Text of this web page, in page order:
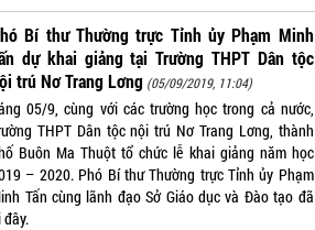
Bí thư Thường trực Tỉnh ủy Phạm Minh
dự khai giảng tại Trường THPT Dân tộc
trú Nơ Trang Lơng (05/09/2019, 11:04)
05/9, cùng với các trường học trong cả nước,
THPT Dân tộc nội trú Nơ Trang Lơng, thành
Buôn Ma Thuột tổ chức lễ khai giảng năm học
– 2020. Phó Bí thư Thường trực Tỉnh ủy Phạm
Tấn cùng lãnh đạo Sở Giáo dục và Đào tạo đã